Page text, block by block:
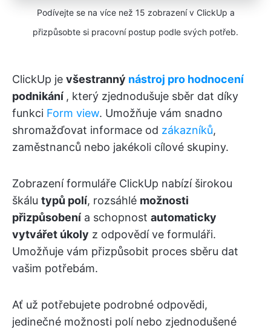
Podívejte se na více než 15 zobrazení v ClickUp a
přizpůsobte si pracovní postup podle svých potřeb.
ClickUp je všestranný nástroj pro hodnocení
podnikání , který zjednodušuje sběr dat díky
funkci Form view. Umožňuje vám snadno
shromažďovat informace od zákazníků,
zaměstnanců nebo jakékoli cílové skupiny.
Zobrazení formuláře ClickUp nabízí širokou
škálu typů polí, rozsáhlé možnosti
přizpůsobení a schopnost automaticky
vytvářet úkoly z odpovědí ve formuláři.
Umožňuje vám přizpůsobit proces sběru dat
vašim potřebám.
Ať už potřebujete podrobné odpovědi,
jedinečné možnosti polí nebo zjednodušené